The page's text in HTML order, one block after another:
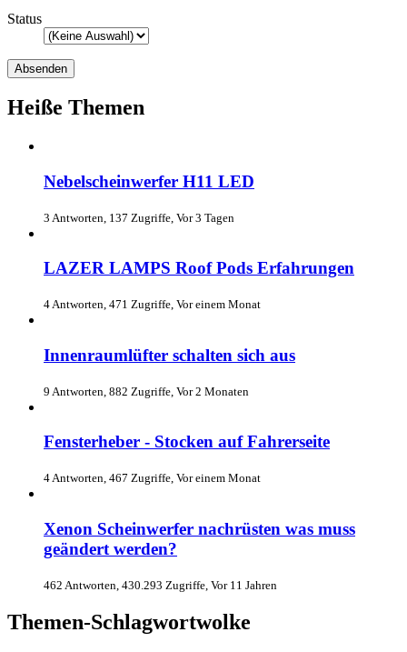
Status
Heiße Themen
Nebelscheinwerfer H11 LED
3 Antworten, 137 Zugriffe, Vor 3 Tagen
LAZER LAMPS Roof Pods Erfahrungen
4 Antworten, 471 Zugriffe, Vor einem Monat
Innenraumlüfter schalten sich aus
9 Antworten, 882 Zugriffe, Vor 2 Monaten
Fensterheber - Stocken auf Fahrerseite
4 Antworten, 467 Zugriffe, Vor einem Monat
Xenon Scheinwerfer nachrüsten was muss
geändert werden?
462 Antworten, 430.293 Zugriffe, Vor 11 Jahren
Themen-Schlagwortwolke